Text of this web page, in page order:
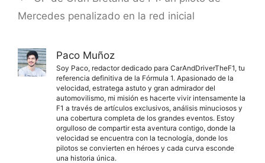
Mercedes penalizado en la red inicial
Paco Muñoz
Soy Paco, redactor dedicado para CarAndDriverTheF1, tu
referencia definitiva de la Fórmula 1. Apasionado de la
velocidad, estratega astuto y gran admirador del
automovilismo, mi misión es hacerte vivir intensamente la
F1 a través de artículos exclusivos, análisis minuciosos y
una cobertura completa de los grandes eventos. Estoy
orgulloso de compartir esta aventura contigo, donde la
velocidad se encuentra con la tecnología, donde los
pilotos se convierten en héroes y cada curva esconde
una historia única.